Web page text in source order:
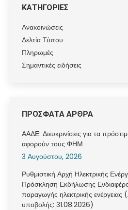
ΚΑΤΗΓΟΡΙΕΣ
Ανακοινώσεις
Δελτία Τύπου
Πληρωμές
Σημαντικές ειδήσεις
ΠΡΟΣΦΑΤΑ ΑΡΘΡΑ
ΑΑΔΕ: Διευκρινίσεις για τα
αφορούν τους ΦΗΜ
3 Αυγούστου, 2026
Ρυθμιστική Αρχή Ηλεκτρικής
Πρόσκληση Εκδήλωσης
παραγωγής ηλεκτρικής ενέργειας
υποβολής: 31.08.2026)